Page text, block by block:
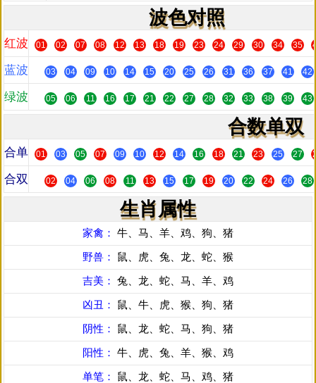
波色对照
红波 01 02 07 08 12 13 18 19 23 24 29 30 34 35
蓝波 03 04 09 10 14 15 20 25 26 31 36 37 41 42
绿波 05 06 11 16 17 21 22 27 28 32 33 38 39 43
合数单双
合单 01 03 05 07 09 10 12 14 16 18 21 23 25 27
合双 02 04 06 08 11 13 15 17 19 20 22 24 26 28
生肖属性
家禽： 牛、马、羊、鸡、狗、猪
野兽： 鼠、虎、兔、龙、蛇、猴
吉美： 兔、龙、蛇、马、羊、鸡
凶丑： 鼠、牛、虎、猴、狗、猪
阴性： 鼠、龙、蛇、马、狗、猪
阳性： 牛、虎、兔、羊、猴、鸡
单笔： 鼠、龙、蛇、马、鸡、猪